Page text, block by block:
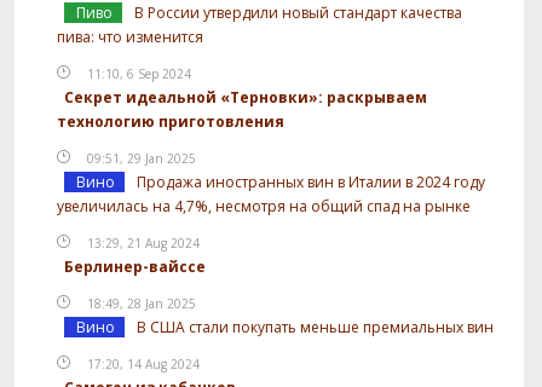
Пиво
В России утвердили новый стандарт качества
пива: что изменится
11:10, 6 Sep 2024
Секрет идеальной «Терновки»: раскрываем
технологию приготовления
09:51, 29 Jan 2025
Вино
Продажа иностранных вин в Италии в 2024 году
увеличилась на 4,7%, несмотря на общий спад на рынке
13:29, 21 Aug 2024
Берлинер-вайссе
18:49, 28 Jan 2025
Вино В США стали покупать меньше премиальных вин
17:20, 14 Aug 2024